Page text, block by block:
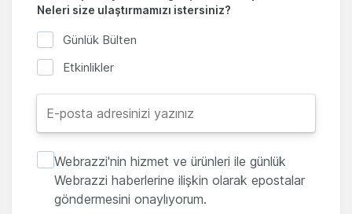
Neleri size ulaştırmamızı istersiniz?
Günlük Bülten
Etkinlikler
Webrazzi'nin hizmet ve ürünleri ile günlük
Webrazzi haberlerine ilişkin olarak epostalar
göndermesini onaylıyorum.